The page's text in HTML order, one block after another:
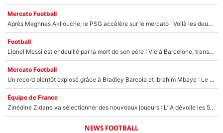
Mercato Football
Après Maghnes Akliouche, le PSG accèlère sur le mercato : Voilà les deux nouvelles recrues qui vont signer la semaine prochaine ?
Football
Lionel Messi est endeuillé par la mort de son père : Vie à Barcelone, transfert au PSG... voilà comment Jorge Messi a joué un rôle essentiel dans sa carrière !
Mercato Football
Un record bientôt explosé grâce à Bradley Barcola et Ibrahim Mbaye : Le PSG sur le point de réaliser un mercato historique ?
Équipe de France
Zinédine Zidane va sélectionner des nouveaux joueurs : L’IA dévoile les 5 cracks qui pourraient rapidement le rejoindre en équipe de France !
NEWS FOOTBALL